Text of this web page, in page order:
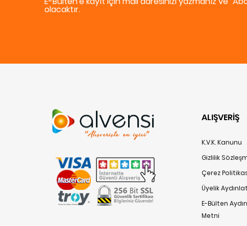
olacaktır.
ALIŞVERİŞ
K.V.K. Kanunu
Gizlilik
Çerez
Üyelik
E-Bülten
Metni